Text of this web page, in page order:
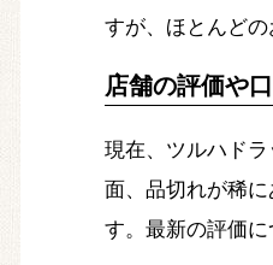
すが、ほとんどの
店舗の評価や
現在、ツルハド
面、品切れが稀
す。最新の評価に